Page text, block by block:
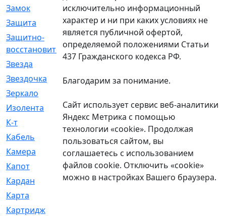
Замок
[12]
Защита
[79]
Защитно-
восстановительный
[4]
Звезда
[1]
Звездочка
[5]
Зеркало
Изолента
[1]
К-т
[13]
Кабель
[50]
Камера
[4]
Капот
[144]
Кардан
[131]
Карта
Картридж
исключительно информационный
характер и ни при каких условиях не
является публичной офертой,
определяемой положениями Статьи
437 Гражданского кодекса РФ.
Благодарим за понимание.
Сайт использует сервис веб-аналитики
Яндекс Метрика с помощью
технологии «cookie». Продолжая
пользоваться сайтом, вы
соглашаетесь с использованием
файлов cookie. Отключить «cookie»
можно в настройках Вашего браузера.